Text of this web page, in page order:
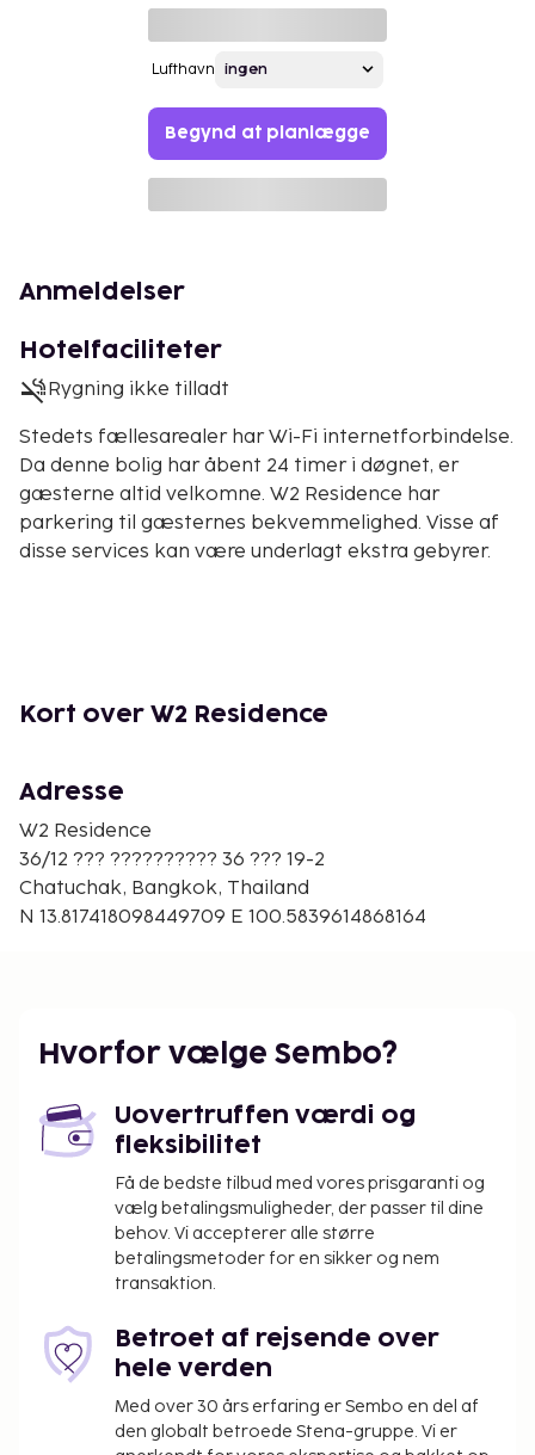
Lufthavn
Begynd at planlægge
Anmeldelser
Hotelfaciliteter
Rygning ikke tilladt
Stedets fællesarealer har Wi-Fi internetforbindelse.
Da denne bolig har åbent 24 timer i døgnet, er
gæsterne altid velkomne. W2 Residence har
parkering til gæsternes bekvemmelighed. Visse af
disse services kan være underlagt ekstra gebyrer.
Kort over W2 Residence
Adresse
W2 Residence
36/12 ??? ?????????? 36 ??? 19-2
Chatuchak, Bangkok, Thailand
N 13.817418098449709 E 100.5839614868164
Hvorfor vælge Sembo?
Uovertruffen værdi og
fleksibilitet
Få de bedste tilbud med vores prisgaranti og
vælg betalingsmuligheder, der passer til dine
behov. Vi accepterer alle større
betalingsmetoder for en sikker og nem
transaktion.
Betroet af rejsende over
hele verden
Med over 30 års erfaring er Sembo en del af
den globalt betroede Stena-gruppe. Vi er